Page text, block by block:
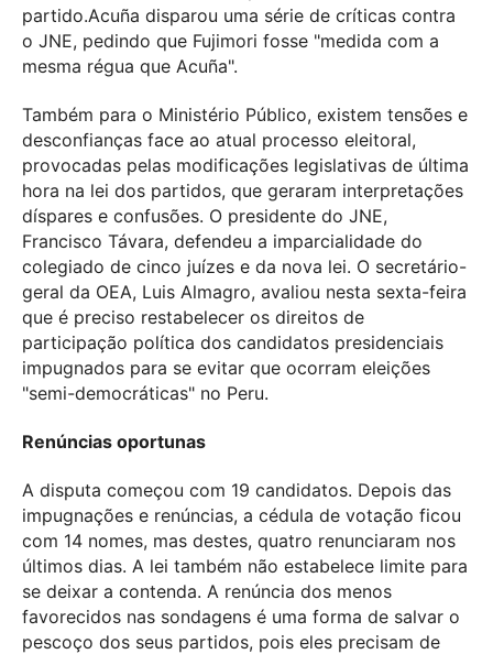
partido.Acuña disparou uma série de críticas contra
o JNE, pedindo que Fujimori fosse "medida com a
mesma régua que Acuña".
Também para o Ministério Público, existem tensões e
desconfianças face ao atual processo eleitoral,
provocadas pelas modificações legislativas de última
hora na lei dos partidos, que geraram interpretações
díspares e confusões. O presidente do JNE,
Francisco Távara, defendeu a imparcialidade do
colegiado de cinco juízes e da nova lei. O secretário-
geral da OEA, Luis Almagro, avaliou nesta sexta-feira
que é preciso restabelecer os direitos de
participação política dos candidatos presidenciais
impugnados para se evitar que ocorram eleições
"semi-democráticas" no Peru.
Renúncias oportunas
A disputa começou com 19 candidatos. Depois das
impugnações e renúncias, a cédula de votação ficou
com 14 nomes, mas destes, quatro renunciaram nos
últimos dias. A lei também não estabelece limite para
se deixar a contenda. A renúncia dos menos
favorecidos nas sondagens é uma forma de salvar o
pescoço dos seus partidos, pois eles precisam de